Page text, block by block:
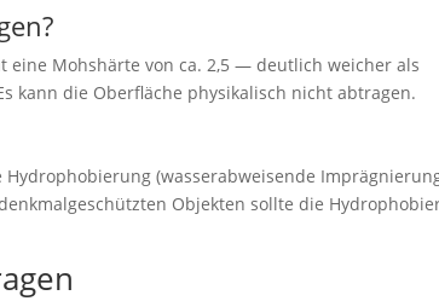
Mohshärte von ca. 2,5 — deutlich weicher als
kann die Oberfläche physikalisch nicht abtragen.
Hydrophobierung (wasserabweisende
Objekten sollte die